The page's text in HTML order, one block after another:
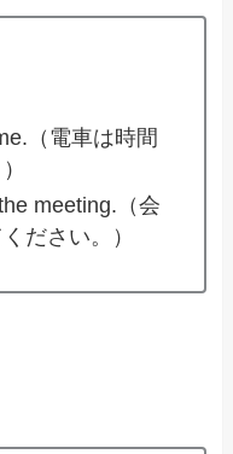
（電車は時間
meeting.（会
ださい。）